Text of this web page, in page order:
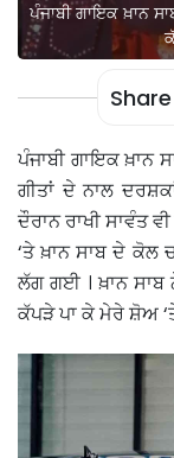
ਪੰਜਾਬੀ ਗਾਇਕ ਖ਼ਾਨ
ਪੰਜਾਬੀ ਗਾਇਕ ਖ਼ਾਨ
ਗੀਤਾਂ ਦੇ ਨਾਲ
ਦੌਰਾਨ ਰਾਖੀ ਸਾਵੰਤ
‘ਤੇ ਖ਼ਾਨ ਸਾਬ ਦੇ ਕੋਲ
ਲੱਗ ਗਈ । ਖ਼ਾਨ ਸਾਬ
ਕੱਪੜੇ ਪਾ ਕੇ ਮੇਰੇ ਸ਼ੋਅ